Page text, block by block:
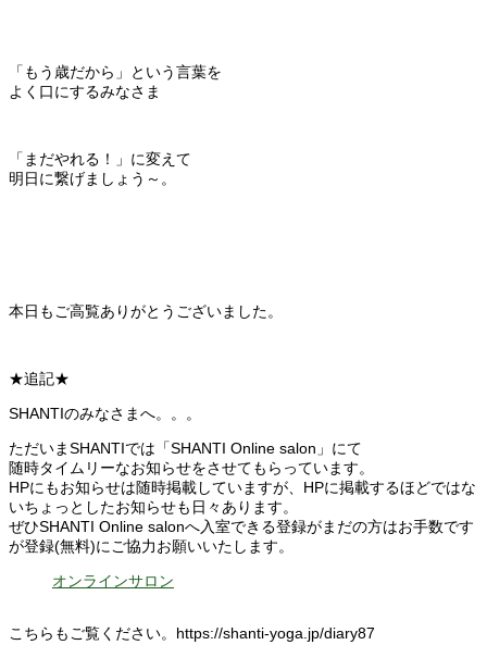
「もう歳だから」という言葉を
よく口にするみなさま
「まだやれる！」に変えて
明日に繋げましょう～。
本日もご高覧ありがとうございました。
★追記★
SHANTIのみなさまへ。。。
ただいまSHANTIでは「SHANTI Online salon」にて
随時タイムリーなお知らせをさせてもらっています。
HPにもお知らせは随時掲載していますが、HPに掲載するほどではな
いちょっとしたお知らせも日々あります。
ぜひSHANTI Online salonへ入室できる登録がまだの方はお手数です
が登録(無料)にご協力お願いいたします。
オンラインサロン
こちらもご覧ください。https://shanti-yoga.jp/diary87